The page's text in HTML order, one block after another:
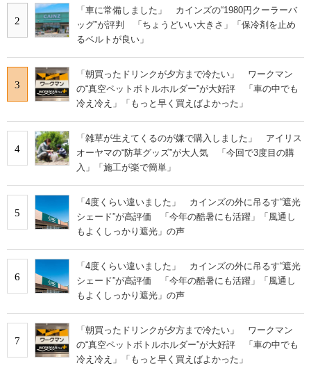
2
「車に常備しました」 カインズの“1980円クーラーバ
ッグ”が評判 「ちょうどいい大きさ」「保冷剤を止め
るベルトが良い」
3
「朝買ったドリンクが夕方まで冷たい」 ワークマン
の“真空ペットボトルホルダー”が大好評 「車の中でも
冷え冷え」「もっと早く買えばよかった」
4
「雑草が生えてくるのが嫌で購入しました」 アイリス
オーヤマの“防草グッズ”が大人気 「今回で3度目の購
入」「施工が楽で簡単」
5
「4度くらい違いました」 カインズの外に吊るす“遮光
シェード”が高評価 「今年の酷暑にも活躍」「風通し
もよくしっかり遮光」の声
6
「4度くらい違いました」 カインズの外に吊るす“遮光
シェード”が高評価 「今年の酷暑にも活躍」「風通し
もよくしっかり遮光」の声
7
「朝買ったドリンクが夕方まで冷たい」 ワークマン
の“真空ペットボトルホルダー”が大好評 「車の中でも
冷え冷え」「もっと早く買えばよかった」